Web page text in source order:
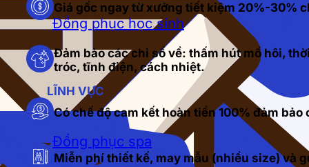
Đồng phục học sinh
LĨNH VỰC
Đồng phục spa
Giá gốc ngay từ xưởng tiết kiệm 20%-30%
Đảm bảo các chỉ số về: thấm hút mồ hôi,
tróc, tĩnh điện, cách nhiệt.
Có chế độ cam kết hoàn tiền 100% đảm
Miễn phí thiết kế, may mẫu (nhiều size) và